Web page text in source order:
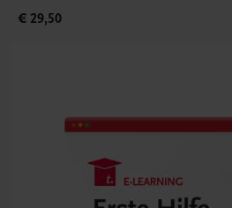
€ 29,50